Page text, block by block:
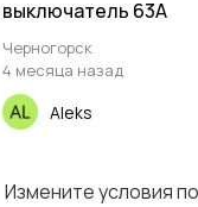
выключатель 63А
Черногорск
4 месяца назад
Aleks
Измените условия